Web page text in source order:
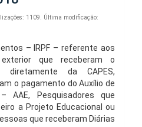
1109. Última modificação:
– IRPF – referente aos
que receberam o
da CAPES,
o pagamento do Auxílio de
AAE, Pesquisadores que
a Projeto Educacional ou
que receberam Diárias